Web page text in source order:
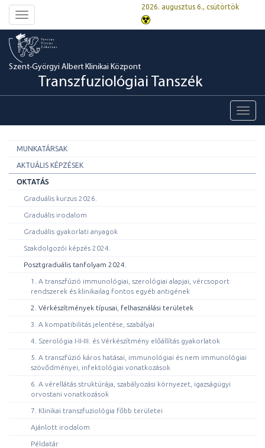
Toggle
navigation
2026. augusztus 6., csütörtök
Szent-Györgyi Albert Klinikai Központ
Transzfuziológiai Tanszék
MUNKATÁRSAK
AKTUÁLIS KÉPZÉSEK
OKTATÁS
Graduális kurzus 2026.
Graduális irodalom
Graduális gyakorlati anyagok
Szakdolgozói képzés 2024.
Posztgraduális tanfolyam 2024.
1. A transzfúzió immunológiai, szerológiai alapjai, vércsoport
rendszerek és klinikailag fontos egyéb antigének
2. Vérkészítmények típusai, felhasználási területek
3. A kompatibilitás jelentése, szabályai
4. Szerológia I-II-III. és Vérkészítmény előállítás gyakorlatok
5. A transzfúzió káros hatásai, immunológiai és nem immunológiai
szövődményei, infektológiai vonatkozások
6. A vérellátás struktúrája, szabályozási környezet, igazságügyi
orvostani vonatkozások
7. Klinikai transzfuziológia főbb területei
Ajánlott irodalom
Példatár